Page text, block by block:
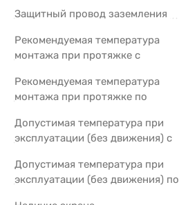
Защитный провод заземления
Рекомендуемая температура
монтажа при протяжке с
Рекомендуемая температура
монтажа при протяжке по
Допустимая температура при
эксплуатации (без движения) с
Допустимая температура при
эксплуатации (без движения) по